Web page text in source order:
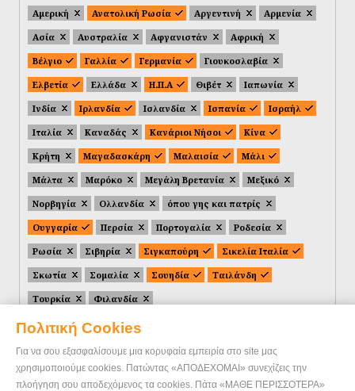
Πολιτική Cookies
Για να σου εξασφαλίσουμε μια κορυφαία εμπειρία στο site μας
χρησιμοποιούμε cookies. Πατώντας «ΑΠΟΔΕΧΟΜΑΙ» συνεχίζεις την
πλοήγηση σου αποδεχόμενος τα cookies. Πάτα «ΜΑΘΕ ΠΕΡΙΣΣΟΤΕΡΑ»
Αμερική
Ανατολική Ρωσία Αργεντινή
Αρμενία
Ασία
Αυστραλία Αφγανιστάν
Αφρική
Βέλγιο
Γαλλία Γερμανία
Γιουκοσλαβία
Ελβετία
Ελλάδα Η.Π.Α Θιβέτ
Ιαπωνία
Ινδία
Ιρλανδία Ισλανδία Ισπανία
Ισραήλ
Ιταλία
Καναδάς Κανάριοι Νήσοι
Κίνα
Κρήτη
Μαγαδασκάρη Μαλαισία
Μάλι
Μάλτα
Μαρόκο Μεγάλη Βρετανία
Μεξικό
Νορβηγία
Ολλανδία
όπου γης και πατρίς
Ουγγαρία
Περσία Πορτογαλία
Ροδεσία
Ρωσία
Σιβηρία Σιγκαπούρη
Σικελία Ιταλία
Σκωτία
Σομαλία Σουηδία
Ταιλάνδη
Τουρκία
Φιλανδία